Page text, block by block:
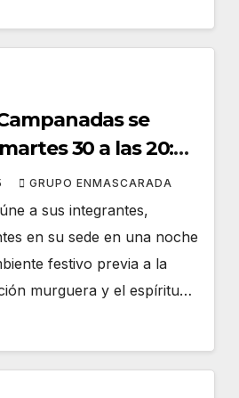
se
30 a las 20:45
GRUPO ENMASCARADA
a sus integrantes,
en su sede en una noche
festivo previa a la
murguera y el espíritu…